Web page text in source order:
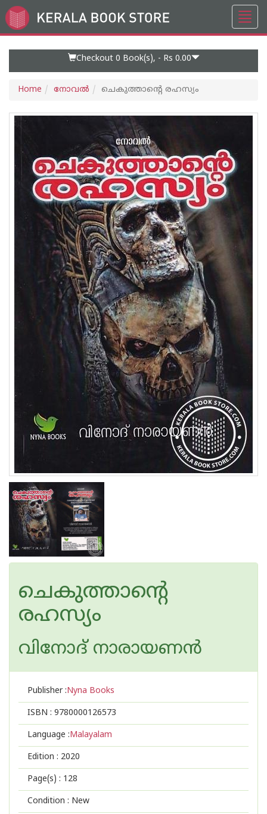
Go
to
Checkout 0 Book(s), - Rs 0.00
Home നോവല്‍ ചെകുത്താന്റെ രഹസ്യം
ചെകുത്താന്റെ
രഹസ്യം
വിനോദ് നാരായണന്‍
Publisher :Nyna Books
ISBN : 9780000126573
Language :Malayalam
Edition : 2020
Page(s) : 128
Condition : New